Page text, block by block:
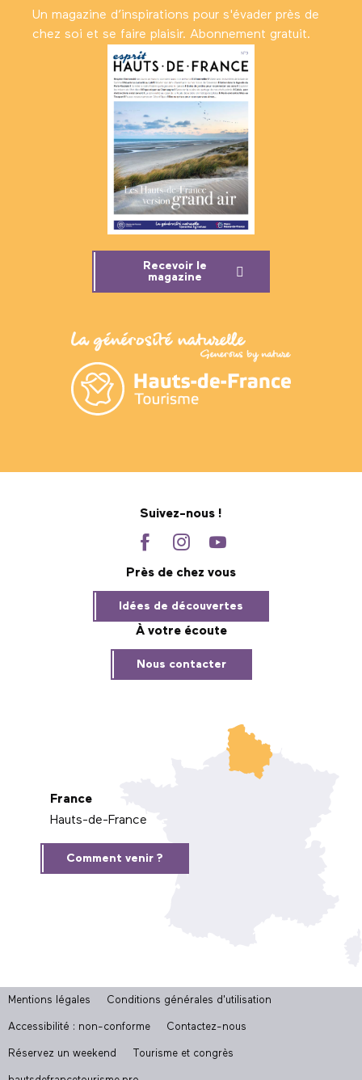
Un magazine d’inspirations pour s'évader près de
chez soi et se faire plaisir. Abonnement gratuit.
Recevoir le
magazine
Suivez-nous !
Près de chez vous
Idées de découvertes
À votre écoute
Nous contacter
France
Hauts-de-France
Comment venir ?
Mentions légales Conditions générales d'utilisation
Accessibilité : non-conforme Contactez-nous
Réservez un weekend Tourisme et congrès